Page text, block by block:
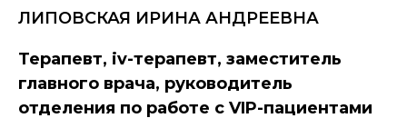
ЛИПОВСКАЯ ИРИНА АНДРЕЕВНА
Терапевт, iv-терапевт, заместитель
главного врача, руководитель
отделения по работе с VIP-пациентами